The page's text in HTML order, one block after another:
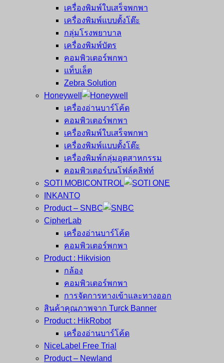
เครื่องพิมพ์ใบเสร็จพกพา
เครื่องพิมพ์แบบตั้งโต๊ะ
กลุ่มโรงพยาบาล
เครื่องพิมพ์บัตร
คอมพิวเตอร์พกพา
แท็บเล็ต
Zebra Solution
Honeywell
เครื่องอ่านบาร์โค้ด
คอมพิวเตอร์พกพา
เครื่องพิมพ์ใบเสร็จพกพา
เครื่องพิมพ์แบบตั้งโต๊ะ
เครื่องพิมพ์กลุ่มอุตสาหกรรม
คอมพิวเตอร์บนโฟล์คลิฟท์
SOTI MOBICONTROL
INKANTO
Product – SNBC
CipherLab
เครื่องอ่านบาร์โค้ด
คอมพิวเตอร์พกพา
Product : Hikvision
กล้อง
คอมพิวเตอร์พกพา
การจัดการทางเข้าและทางออก
สินค้าคุณภาพจาก Turck Banner
Product : HikRobot
เครื่องอ่านบาร์โค้ด
NiceLabel Free Trial
Product – Newland